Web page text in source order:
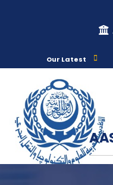
Our Latest